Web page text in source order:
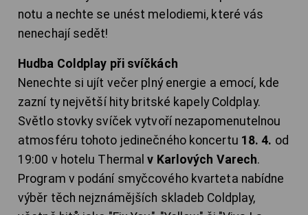
notu a nechte se unést melodiemi, které vás
nenechají sedět!
Hudba Coldplay při svíčkách
Nenechte si ujít večer plný energie a emocí, kde
zazní ty největší hity britské kapely Coldplay.
Světlo stovky svíček vytvoří nezapomenutelnou
atmosféru tohoto jedinečného koncertu 18. 4. od
19:00 v hotelu Thermalv Karlových Varech.
Program v podání smyčcového kvarteta nabídne
výběr těch nejznámějších skladeb Coldplay,